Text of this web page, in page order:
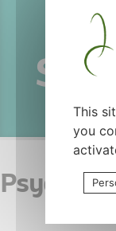
This
you